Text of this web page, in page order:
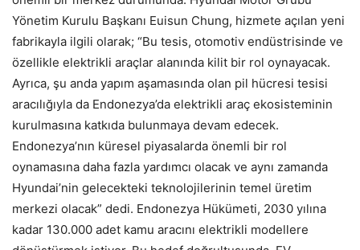
Yönetim Kurulu Başkanı Euisun Chung, hizmete açılan yeni
fabrikayla ilgili olarak; “Bu tesis, otomotiv endüstrisinde ve
özellikle elektrikli araçlar alanında kilit bir rol oynayacak.
Ayrıca, şu anda yapım aşamasında olan pil hücresi tesisi
aracılığıyla da Endonezya’da elektrikli araç ekosisteminin
kurulmasına katkıda bulunmaya devam edecek.
Endonezya’nın küresel piyasalarda önemli bir rol
oynamasına daha fazla yardımcı olacak ve aynı zamanda
Hyundai’nin gelecekteki teknolojilerinin temel üretim
merkezi olacak” dedi. Endonezya Hükümeti, 2030 yılına
kadar 130.000 adet kamu aracını elektrikli modellere